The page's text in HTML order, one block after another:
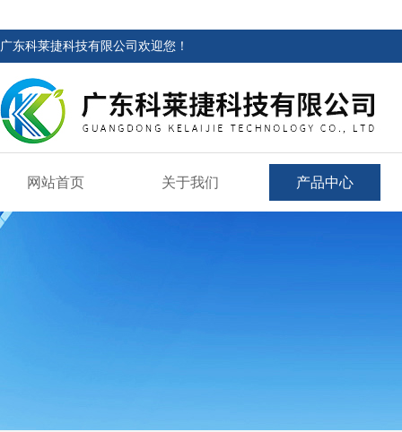
广东科莱捷科技有限公司欢迎您！
网站首页 关于我们 产品中心